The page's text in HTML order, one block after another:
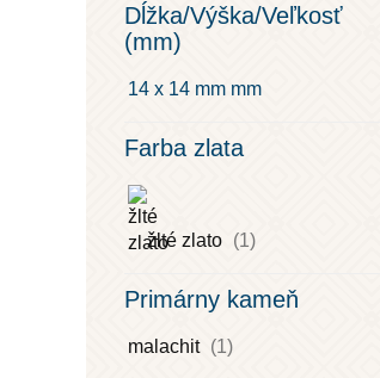
Dĺžka/Výška/Veľkosť
(mm)
14 x 14 mm mm
Farba zlata
žlté zlato (1)
Primárny kameň
malachit (1)